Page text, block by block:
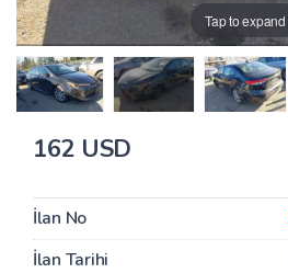
Tap to expand
162 USD
İlan No
İlan Tarihi